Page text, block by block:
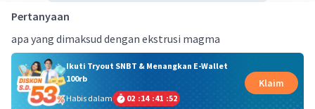
Pertanyaan
apa yang dimaksud dengan ekstrusi magma
Ikuti Tryout SNBT & Menangkan E-Wallet
100rb
Habis dalam
02 :14 :41 :52
Klaim